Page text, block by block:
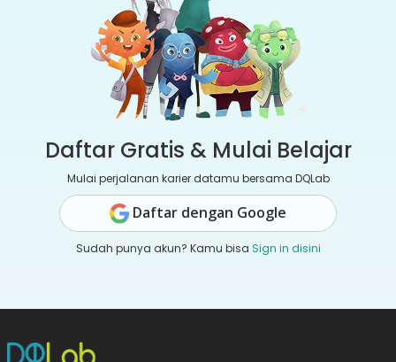
Daftar Gratis & Mulai Belajar
Mulai perjalanan karier datamu bersama DQLab
Daftar dengan Google
Sudah punya akun? Kamu bisa Sign in disini